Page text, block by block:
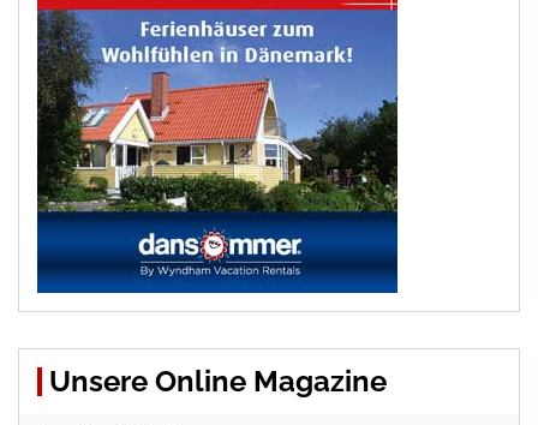
Unsere Online Magazine